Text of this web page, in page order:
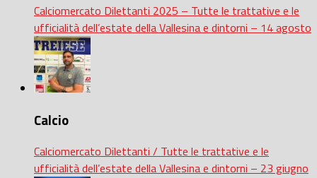
Calciomercato Dilettanti 2025 – Tutte le trattative e le
ufficialità dell’estate della Vallesina e dintorni – 14 agosto
Calcio
Calciomercato Dilettanti / Tutte le trattative e le
ufficialità dell’estate della Vallesina e dintorni – 23 giugno